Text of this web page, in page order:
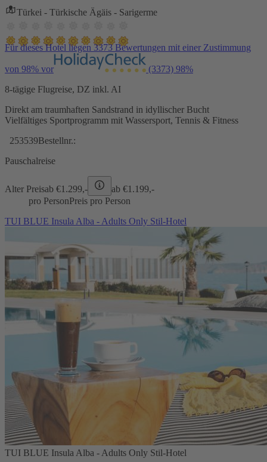
Türkei - Türkische Ägäis - Sarigerme
Für dieses Hotel liegen 3373 Bewertungen mit einer Zustimmung
von 98% vor (3373) 98%
8-tägige Flugreise, DZ inkl. AI
Direkt am traumhaften Sandstrand in idyllischer Bucht
Vielfältiges Sportprogramm mit Wassersport, Tennis & Fitness
253539Bestellnr.:
Pauschalreise
Alter Preisab €1.299,- ab €1.199,-
pro PersonPreis pro Person
TUI BLUE Insula Alba - Adults Only Stil-Hotel
TUI BLUE Insula Alba - Adults Only Stil-Hotel